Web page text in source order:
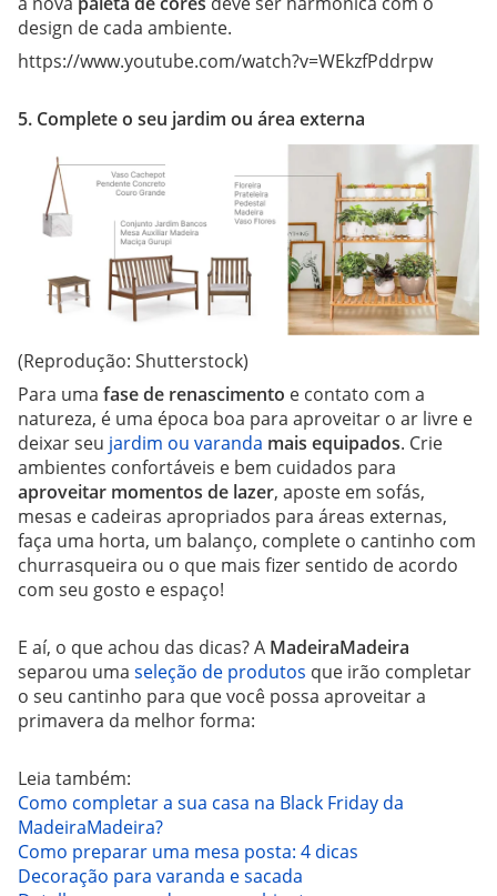
design de cada ambiente.
https://www.youtube.com/watch?v=WEkzfPddrpw
5. Complete o seu jardim ou área externa
(Reprodução: Shutterstock)
Para uma fase de renascimento e contato com a
natureza, é uma época boa para aproveitar o ar livre e
deixar seu jardim ou varanda mais equipados. Crie
ambientes confortáveis e bem cuidados para
aproveitar momentos de lazer, aposte em sofás,
mesas e cadeiras apropriados para áreas externas,
faça uma horta, um balanço, complete o cantinho com
churrasqueira ou o que mais fizer sentido de acordo
com seu gosto e espaço!
E aí, o que achou das dicas? A MadeiraMadeira
separou uma seleção de produtos que irão completar
o seu cantinho para que você possa aproveitar a
primavera da melhor forma:
Leia também:
Como completar a sua casa na Black Friday da
MadeiraMadeira?
Como preparar uma mesa posta: 4 dicas
Decoração para varanda e sacada